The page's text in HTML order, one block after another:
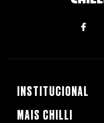
INSTITUCIONAL
MAIS CHILLI